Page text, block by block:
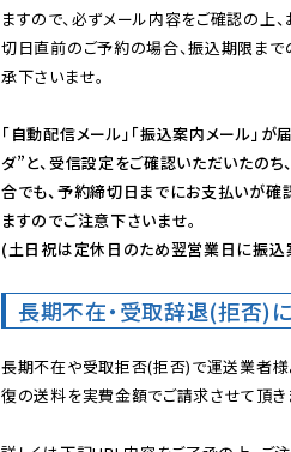
ますので、必ずメール内容をご確認の上
切日直前のご予約の場合、振込期限まで
承下さいませ。
「自動配信メール」「振込案内メール」
ダ”と、受信設定をご確認いただいたの
合でも、予約締切日までにお支払いが確
ますのでご注意下さいませ。
(土日祝は定休日のため翌営業日に振込
長期不在・受取辞退(拒否)
長期不在や受取拒否(拒否)で運送業者
復の送料を実費金額でご請求させて頂き